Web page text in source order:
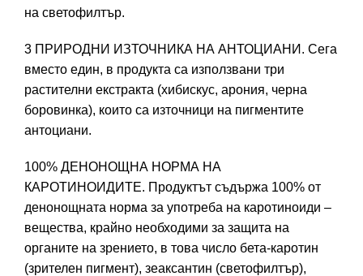
на светофилтър.
3 ПРИРОДНИ ИЗТОЧНИКА НА АНТОЦИАНИ. Сега
вместо един, в продукта са използвани три
растителни екстракта (хибискус, арония, черна
боровинка), които са източници на пигментите
антоциани.
100% ДЕНОНОЩНА НОРМА НА
КАРОТИНОИДИТЕ. Продуктът съдържа 100% от
денонощната норма за употреба на каротиноиди –
вещества, крайно необходими за защита на
органите на зрението, в това число бета-каротин
(зрителен пигмент), зеаксантин (светофилтър),